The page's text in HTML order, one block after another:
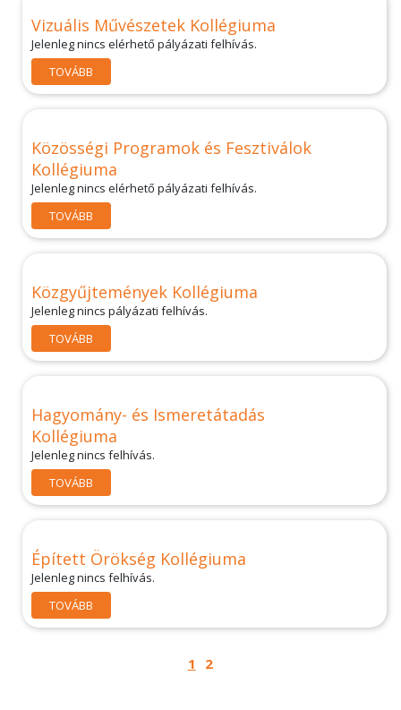
Vizuális Művészetek Kollégiuma
Jelenleg nincs elérhető pályázati felhívás.
TOVÁBB
Közösségi Programok és Fesztiválok
Kollégiuma
Jelenleg nincs elérhető pályázati felhívás.
TOVÁBB
Közgyűjtemények Kollégiuma
Jelenleg nincs pályázati felhívás.
TOVÁBB
Hagyomány- és Ismeretátadás
Kollégiuma
Jelenleg nincs felhívás.
TOVÁBB
Épített Örökség Kollégiuma
Jelenleg nincs felhívás.
TOVÁBB
1 2